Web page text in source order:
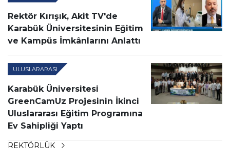
Rektör Kırışık, Akit TV'de
Karabük Üniversitesinin Eğitim
ve Kampüs İmkânlarını Anlattı
ULUSLARARASI
Karabük Üniversitesi
GreenCamUz Projesinin İkinci
Uluslararası Eğitim Programına
Ev Sahipliği Yaptı
REKTÖRLÜK